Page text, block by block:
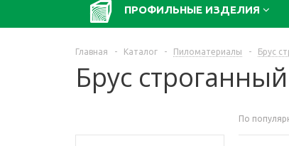
ПРОФИЛЬНЫЕ ИЗДЕЛИЯ
Главная - Каталог - Пиломатериалы - Брус
Брус строганный
По